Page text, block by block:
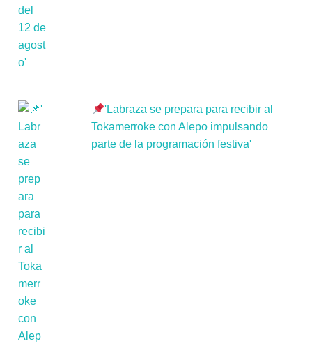
'Labraza se prepara para recibir al
Tokamerroke con Alepo impulsando
parte de la programación festiva'